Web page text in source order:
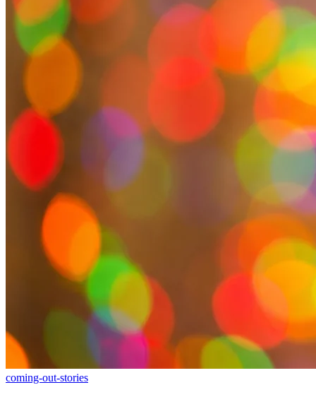
coming-out-stories